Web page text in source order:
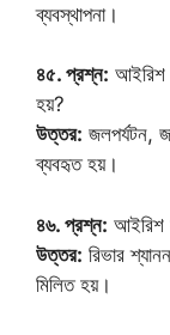
ব্যবস্থাপনা।
৪৫. প্রশ্ন: আইরিশ
হয়?
উত্তর: জলপর্যটন,
ব্যবহৃত হয়।
৪৬. প্রশ্ন: আইরিশ
উত্তর: রিভার
মিলিত হয়।